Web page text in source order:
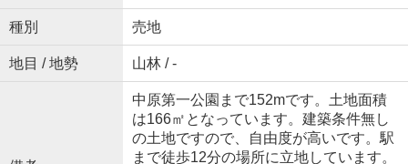
種別 売地
地目 / 地勢 山林 / -
中原第一公園まで152mです。土地面積
は166㎡となっています。建築条件無し
の土地ですので、自由度が高いです。駅
まで徒歩12分の場所に立地しています。